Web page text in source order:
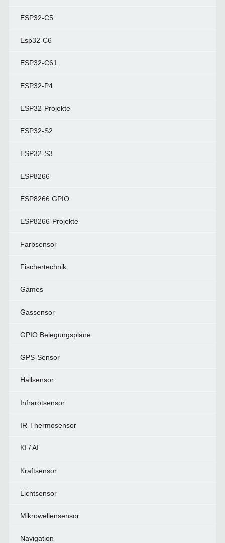
ESP32-C5
Esp32-C6
ESP32-C61
ESP32-P4
ESP32-Projekte
ESP32-S2
ESP32-S3
ESP8266
ESP8266 GPIO
ESP8266-Projekte
Farbsensor
Fischertechnik
Games
Gassensor
GPIO Belegungspläne
GPS-Sensor
Hallsensor
Infrarotsensor
IR-Thermosensor
KI / AI
Kraftsensor
Lichtsensor
Mikrowellensensor
Navigation